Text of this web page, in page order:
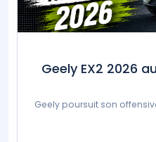
Geely EX2 2026
Geely poursuit son